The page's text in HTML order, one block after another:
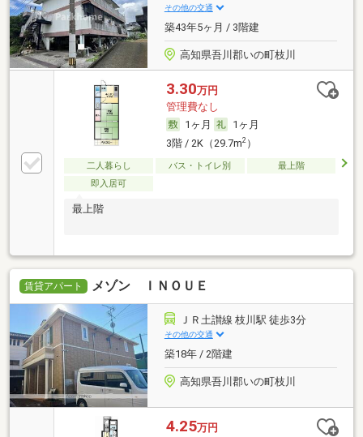
その他の交通
築43年5ヶ月 / 3階建
高知県吾川郡いの町枝川
3.30万円
管理費なし
1ヶ月
1ヶ月
3階 / 2K（29.7m2）
二人暮らし バス・トイレ別
最上階
即入居可
最上階
賃貸アパート メゾン ＩＮＯＵＥ
ＪＲ土讃線 枝川駅 徒歩3分
その他の交通
築18年 / 2階建
高知県吾川郡いの町枝川
4.25万円